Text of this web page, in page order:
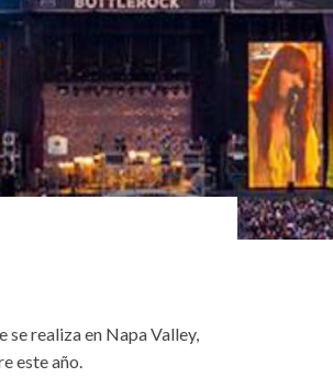
se realiza en Napa Valley,
este año.